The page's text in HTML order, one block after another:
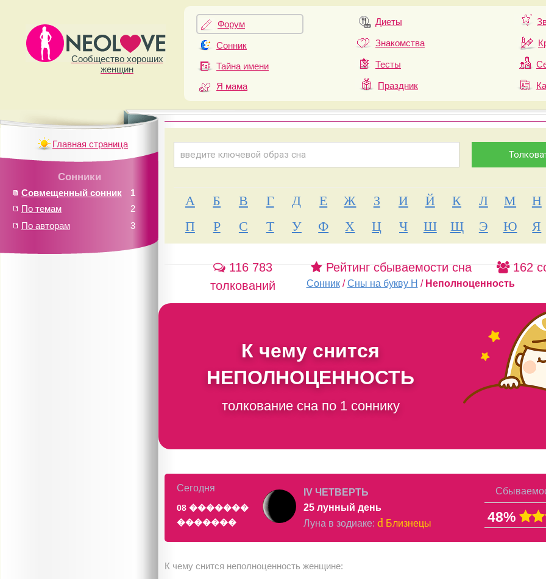
Сообщество хороших
женщин
Форум
Сонник
Тайна имени
Я мама
Диеты
Знакомства
Тесты
Праздник
А Б В Г Д Е Ж З И Й К Л М Н
П
Р С Т У Ф Х Ц Ч Ш Щ Э Ю Я
116 783
толкований
Рейтинг сбываемости сна 162
Сонник /Сны на букву Н / Неполноценность
К чему снится
НЕПОЛНОЦЕННОСТЬ
толкование сна по 1 соннику
Сегодня
08 �������
�������
IV ЧЕТВЕРТЬ
25 лунный день
Луна в зодиаке: d Близнецы 48%
К чему снится неполноценность женщине:
Главная страница
Сонники
1
Совмещенный сонник
2
По темам
3
По авторам